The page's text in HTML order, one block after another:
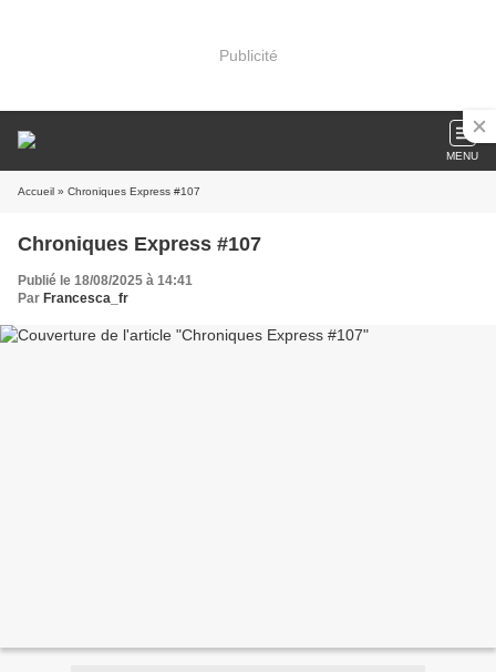
Publicité
MENU
Accueil » Chroniques Express #107
Chroniques Express #107
Publié le 18/08/2025 à 14:41
Par Francesca_fr